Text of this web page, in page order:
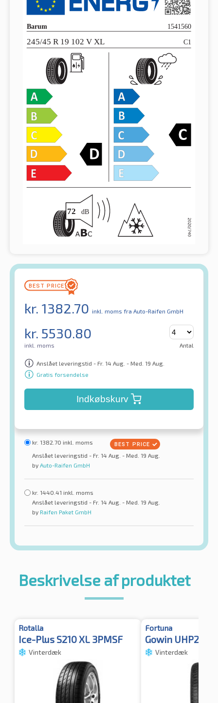
kr. 1382.70 inkl. moms fra Auto-Raifen GmbH
kr. 5530.80
inkl. moms Antal
Anslået leveringstid - Fr. 14 Aug. - Med. 19 Aug.
Gratis forsendelse
Indkøbskurv
kr. 1382.70 inkl. moms
Anslået leveringstid - Fr. 14 Aug. - Med. 19 Aug.
by Auto-Raifen GmbH
kr. 1440.41 inkl. moms
Anslået leveringstid - Fr. 14 Aug. - Med. 19 Aug.
by Raifen Paket GmbH
Beskrivelse af produktet
Rotalla
Ice-Plus S210 XL 3PMSF
Vinterdæk
Fortuna
Gowin UHP2 XL
Vinterdæk